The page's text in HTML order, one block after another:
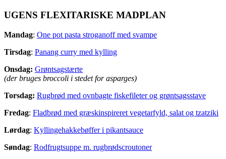
UGENS FLEXITARISKE MADPLAN
Mandag: One pot pasta stroganoff med svampe
Tirsdag: Panang curry med kylling
Onsdag: Grøntsagstærte
(der bruges broccoli i stedet for asparges)
Torsdag: Rugbrød med ovnbagte fiskefileter og grøntsagsstave
Fredag: Fladbrød med græskinspireret vegetarfyld, salat og tzatziki
Lørdag: Kyllingehakkebøffer i pikantsauce
Søndag: Rodfrugtsuppe m. rugbrødscroutoner